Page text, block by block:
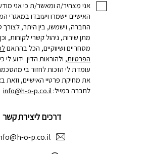
אני מצהיר/ה ומאשר/ת כי אני
האישיים יישמרו ויעובדו במאגרי
החברה, וישמשו, בין היתר, לצורך
מתן שירות, ניהול קשרי לקוחות,
מסחריים ושיווקיים, הכל בהתאם
הפרטיות, ולהוראות הדין. ידוע לי
עומדת לי הזכות לחזור בי
את מחיקת פרטיי האישיים, וזאת
לחברה במייל: info@h-o-p.co.il
דרכים ליצירת קשר
o-p.co.il